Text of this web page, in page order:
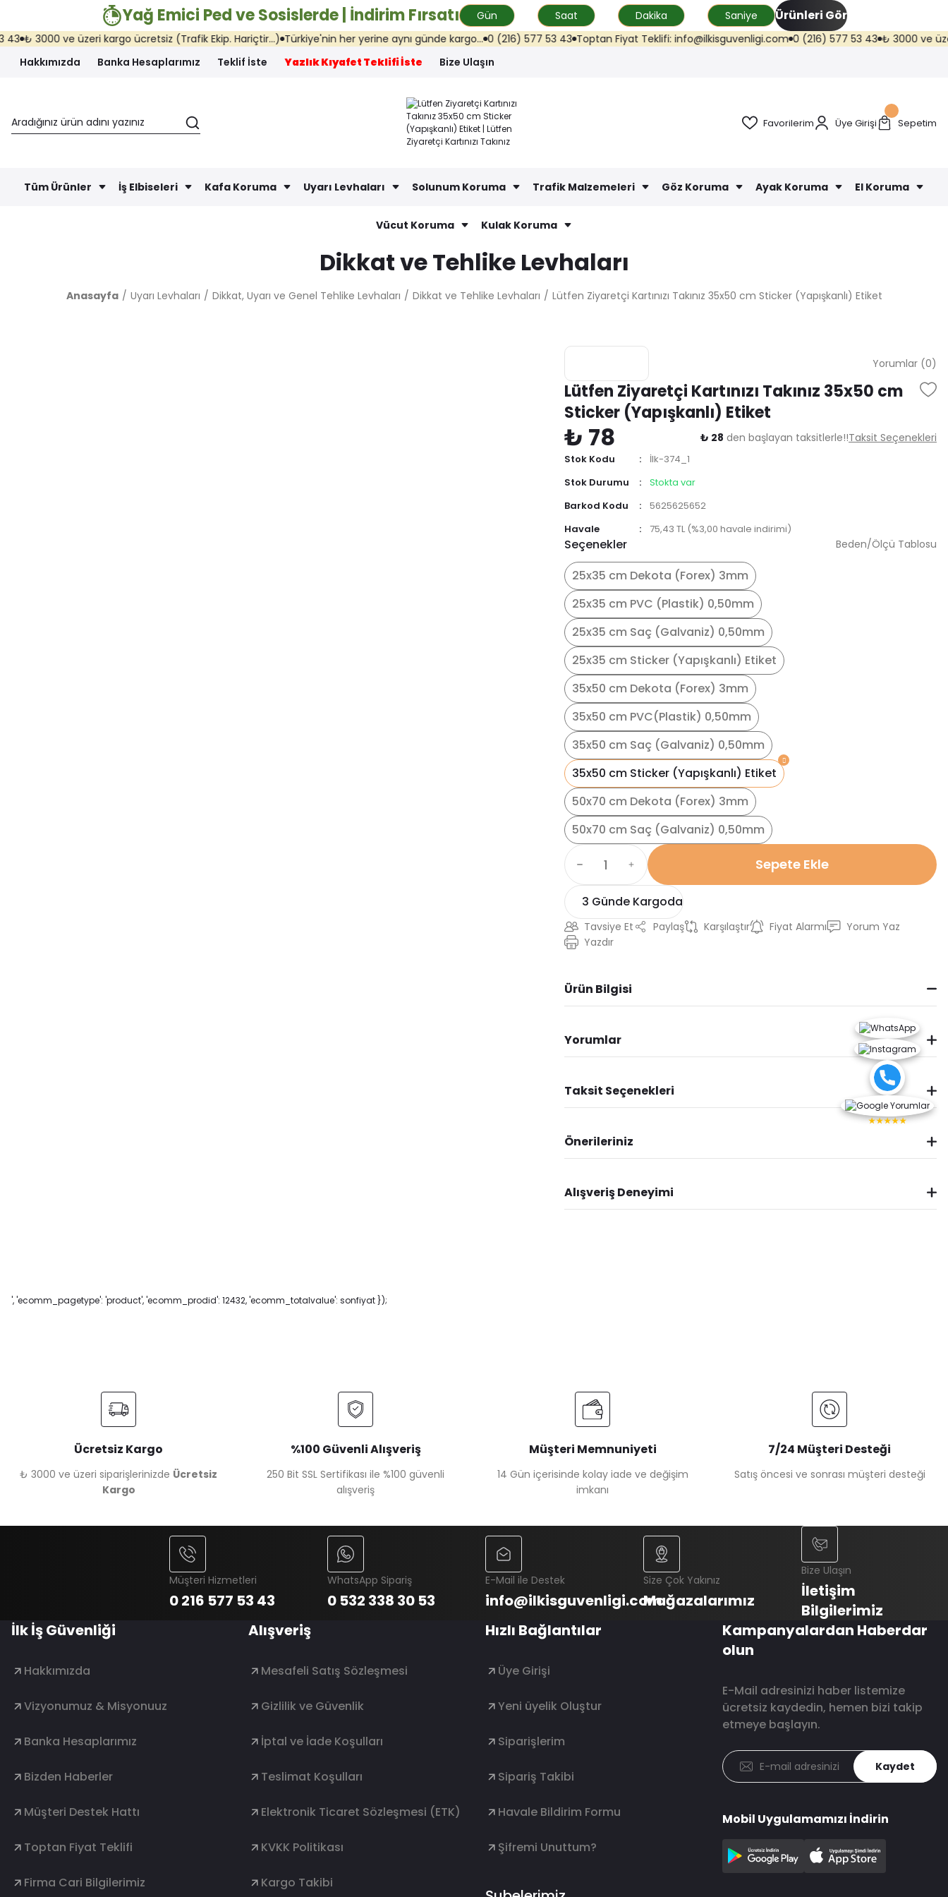
Yağ Emici Ped ve Sosislerde | İndirim Fırsatı Gün Saat Dakika Saniye Ürünleri Gör
3000 ve üzeri kargo ücretsiz (Trafik Ekip. Hariçtir...) Türkiye'nin her yerine aynı günde kargo... 0 (216) 577 53 43 Toptan Fiyat Teklifi: info@ilkisguvenligi.com 0 (216) 577 53 43 ₺ 3000 ve üzeri
Hakkımızda
Banka Hesaplarımız Teklif İste Yazlık Kıyafet Teklifi İste Bize Ulaşın
Favorilerim Üye Girişi Sepetim
Tüm Ürünler İş Elbiseleri Kafa Koruma Uyarı Levhaları Solunum Koruma Trafik Malzemeleri Göz Koruma Ayak Koruma El Koruma
Vücut Koruma Kulak Koruma
Dikkat ve Tehlike Levhaları
Anasayfa Uyarı Levhaları Dikkat, Uyarı ve Genel Tehlike Levhaları Dikkat ve Tehlike Levhaları Lütfen Ziyaretçi Kartınızı Takınız 35x50 cm Sticker (Yapışkanlı) Etiket
Yorumlar (0)
Lütfen Ziyaretçi Kartınızı Takınız 35x50 cm
Sticker (Yapışkanlı) Etiket
₺ 78 ₺ 28 den başlayan taksitlerle!!Taksit Seçenekleri
Stok Kodu
İlk-374_1
Stok Durumu
Stokta var
Barkod Kodu
5625625652
Havale
75,43 TL (%3,00 havale indirimi)
Seçenekler
25x35 cm Dekota (Forex) 3mm
25x35 cm PVC (Plastik) 0,50mm
25x35 cm Saç (Galvaniz) 0,50mm
25x35 cm Sticker (Yapışkanlı) Etiket
35x50 cm Dekota (Forex) 3mm
35x50 cm PVC(Plastik) 0,50mm
35x50 cm Saç (Galvaniz) 0,50mm
35x50 cm Sticker (Yapışkanlı) Etiket
50x70 cm Dekota (Forex) 3mm
50x70 cm Saç (Galvaniz) 0,50mm
Beden/Ölçü Tablosu
Sepete Ekle
3 Günde Kargoda
Tavsiye Et Paylaş Karşılaştır Fiyat Alarmı
Yorum Yaz
Yazdır
Ürün Bilgisi
Yorumlar
Taksit Seçenekleri
Önerileriniz
Alışveriş Deneyimi
', 'ecomm_pagetype': 'product', 'ecomm_prodid': 12432, 'ecomm_totalvalue': sonfiyat });
Ücretsiz Kargo
₺ 3000 ve üzeri siparişlerinizde Ücretsiz
Kargo
%100 Güvenli Alışveriş
250 Bit SSL Sertifikası ile %100 güvenli
alışveriş
Müşteri Memnuniyeti
14 Gün içerisinde kolay iade ve değişim
imkanı
7/24 Müşteri Desteği
Satış öncesi ve sonrası müşteri desteği
Müşteri Hizmetleri
0 216 577 53 43
WhatsApp Sipariş
0 532 338 30 53
E-Mail ile Destek
info@ilkisguvenligi.com
Size Çok Yakınız
Mağazalarımız
Bize Ulaşın
İletişim
Bilgilerimiz
İlk İş Güvenliği
Hakkımızda
Vizyonumuz & Misyonuuz
Banka Hesaplarımız
Bizden Haberler
Müşteri Destek Hattı
Toptan Fiyat Teklifi
Firma Cari Bilgilerimiz
Alışveriş
Mesafeli Satış Sözleşmesi
Gizlilik ve Güvenlik
İptal ve İade Koşulları
Teslimat Koşulları
Elektronik Ticaret Sözleşmesi (ETK)
KVKK Politikası
Kargo Takibi
Hızlı Bağlantılar
Üye Girişi
Yeni üyelik Oluştur
Siparişlerim
Sipariş Takibi
Havale Bildirim Formu
Şifremi Unuttum?
★★★★★
Kampanyalardan Haberdar
olun
E-Mail adresinizi haber listemize
ücretsiz kaydedin, hemen bizi takip
etmeye başlayın.
Kaydet
Mobil Uygulamamızı İndirin